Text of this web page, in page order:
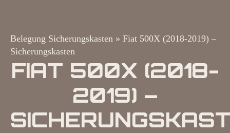
Belegung Sicherungskasten » Fiat 500X (2018-2019) –
Sicherungskasten
FIAT 500X (2018-
2019) –